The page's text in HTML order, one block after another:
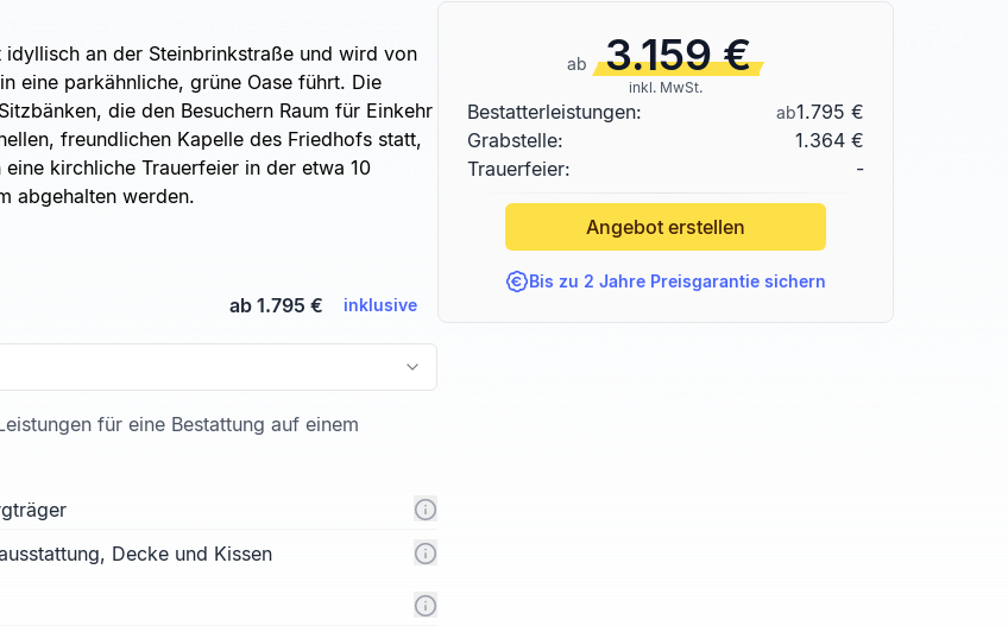
an der Steinbrinkstraße und wird von
eine parkähnliche, grüne Oase führt. Die
die den Besuchern Raum für Einkehr
freundlichen Kapelle des Friedhofs statt,
kirchliche Trauerfeier in der etwa 10
abgehalten werden.
ab 1.795 € inklusive
für eine Bestattung auf einem
Decke und Kissen
ab 3.159 €
inkl. MwSt.
Bestatterleistungen: ab1.795 €
Grabstelle:
1.364 €
Trauerfeier:
-
Angebot erstellen
Bis zu 2 Jahre Preisgarantie sichern